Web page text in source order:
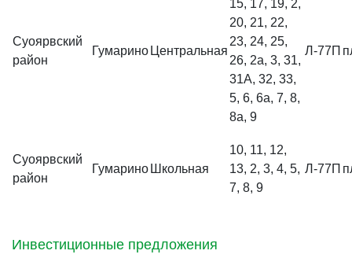
Инвестиционные предложения
Суоярвский
район
Гумарино Центральная
15, 17, 19, 2,
20, 21, 22,
23, 24, 25,
26, 2а, 3, 31,
31А, 32, 33,
5, 6, 6а, 7, 8,
8а, 9
Л-77П
Суоярвский
район
Гумарино Школьная
10, 11, 12,
13, 2, 3, 4, 5,
7, 8, 9
Л-77П